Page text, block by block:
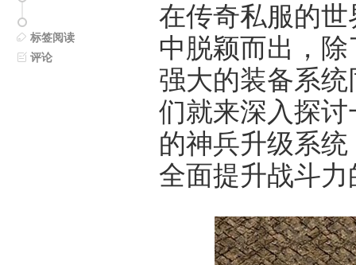
在传奇私服的
中脱颖而出，
强大的装备系
们就来深入探
的神兵升级系
全面提升战斗力
标签阅读
评论